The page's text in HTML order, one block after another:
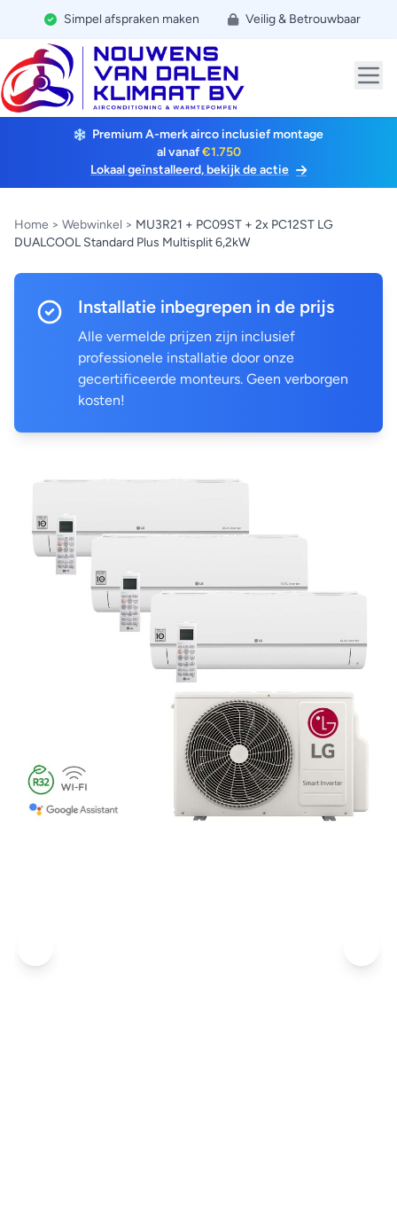
Simpel afspraken maken Veilig & Betrouwbaar
Premium A-merk airco inclusief montage
al vanaf€1.750
Lokaal geïnstalleerd, bekijk de actie
Home > Webwinkel > MU3R21 + PC09ST + 2x PC12ST LG
DUALCOOL Standard Plus Multisplit 6,2kW
Installatie inbegrepen in de prijs
Alle vermelde prijzen zijn inclusief
professionele installatie door onze
gecertificeerde monteurs. Geen verborgen
kosten!